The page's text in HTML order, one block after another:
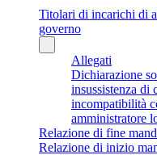
Titolari di incarichi di
governo
Allegati
Dichiarazione
insussistenza di
incompatibilità
amministratore
Relazione di fine
Relazione di inizio